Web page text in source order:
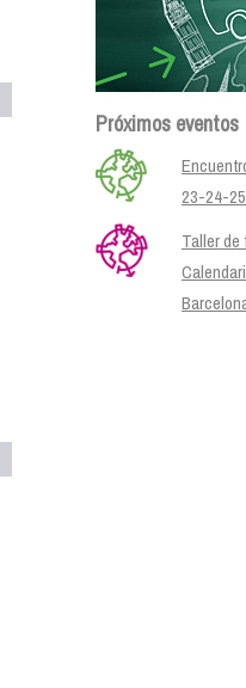
Próximos eventos
23-24-
Taller